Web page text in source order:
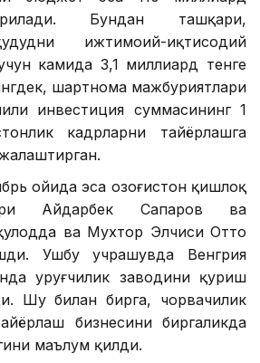
Бундан ташқари,
ижтимоий-иқтисодий
камида 3,1 миллиард тенге
шартнома мажбуриятлари
инвестиция суммасининг 1
кадрларни тайёрлашга
ойида эса Қозоғистон қишлоқ
Айдарбек Сапаров ва
ва Мухтор Элчиси Отто
Ушбу учрашувда Венгрия
уруғчилик заводини қуриш
Шу билан бирга, чорвачилик
бизнесини биргаликда
маълум қилди.